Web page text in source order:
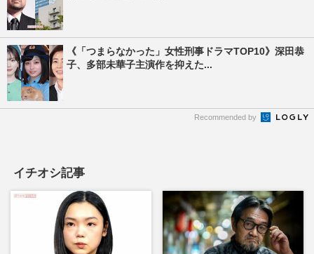
《「つまらなかった」女性刑事ドラマTOP10》深田恭
子、多部未華子主演作を抑えた...
Recommended by
イチオシ記事